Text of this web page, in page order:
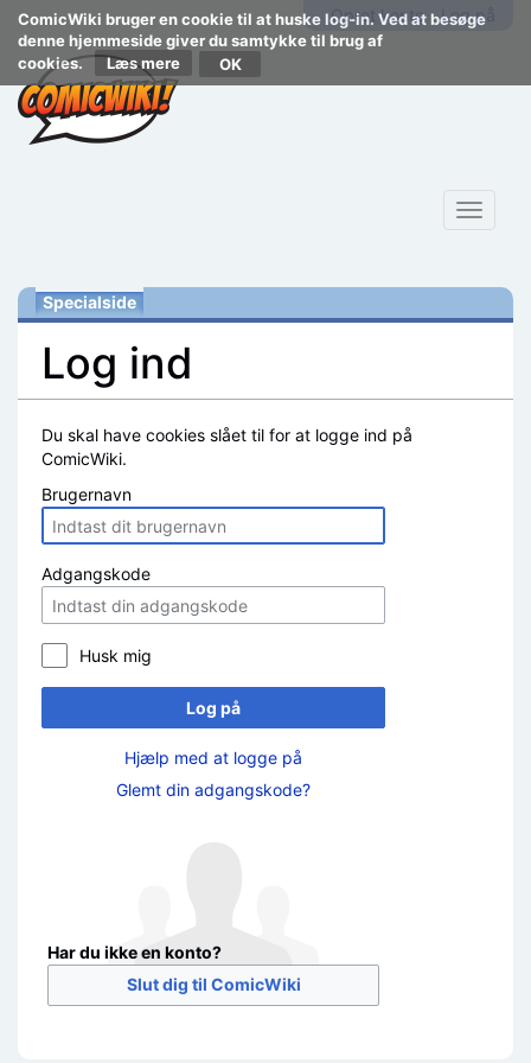
ComicWiki bruger en cookie til at huske log-in. Ved at besøge
denne hjemmeside giver du samtykke til brug af
cookies.
Læs mere
Opret konto Log på
Toggle
Specialside
Log ind
Du skal have cookies slået til for at logge ind på
ComicWiki.
Brugernavn
Adgangskode
Husk mig
Log på
Hjælp med at logge på
Glemt din adgangskode?
Har du ikke en konto?
Slut dig til ComicWiki